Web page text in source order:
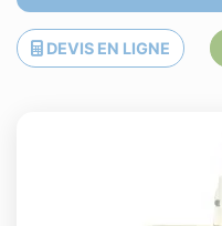
DEVIS EN LIGNE